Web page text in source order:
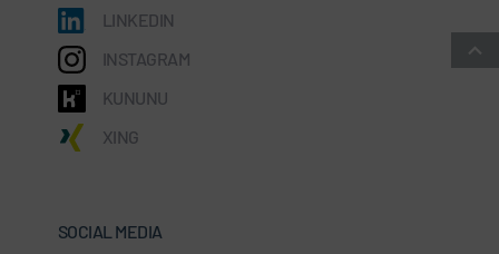
LINKEDIN
INSTAGRAM
KUNUNU
XING
SOCIAL MEDIA